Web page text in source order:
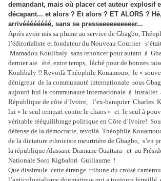
demandant, mais où placer cet auteur explosif
décapant... et alors ? Et alors ? ET ALORS ?
arrivéééééééé, sans se presseeeeeeeeeer...
Après avoir mis sa plume au service de Gbagbo,
l’éditorialiste et fondateur du Nouveau Courrier
Mamadou Koulibaly sans renoncer pour autant à
dernier aie été, entre temps, lâché pour de bonnes
Koulibaly !! Revoilà Théophile Kouamouo, le «
dénigreur de la communauté internationale sous
aujourd’hui la communauté internationale à installer
République de côte d’Ivoire, l’ex-banquier Charles
lui « le seul rempart contre le chaos » et le seul à
véritable rééquilibrage politique en Côte d’Ivoire!
défense de la démocratie, revoilà Théophile
de la dictature ethniciste meurtrière de Gbagbo, s’en
la république Alassane Dramane Ouattara et au
Nationale Soro Kigbafori Guillaume !
Que dissimule cette étrange tribune du croisé